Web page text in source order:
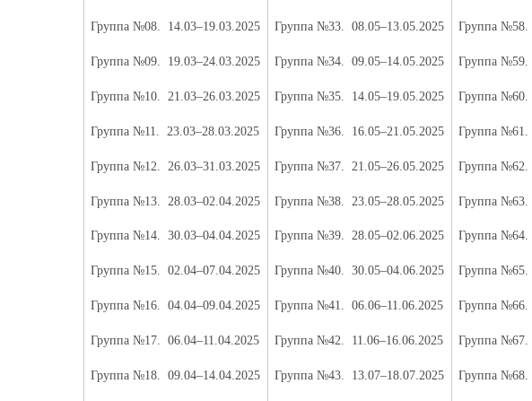
Группа №08. 14.03–19.03.2025
Группа №09. 19.03–24.03.2025
Группа №10. 21.03–26.03.2025
Группа №11. 23.03–28.03.2025
Группа №12. 26.03–31.03.2025
Группа №13. 28.03–02.04.2025
Группа №14. 30.03–04.04.2025
Группа №15. 02.04–07.04.2025
Группа №16. 04.04–09.04.2025
Группа №17. 06.04–11.04.2025
Группа №18. 09.04–14.04.2025
Группа №33. 08.05–13.05.2025
Группа №34. 09.05–14.05.2025
Группа №35. 14.05–19.05.2025
Группа №36. 16.05–21.05.2025
Группа №37. 21.05–26.05.2025
Группа №38. 23.05–28.05.2025
Группа №39. 28.05–02.06.2025
Группа №40. 30.05–04.06.2025
Группа №41. 06.06–11.06.2025
Группа №42. 11.06–16.06.2025
Группа №43. 13.07–18.07.2025
Группа №58.
Группа №59.
Группа №60.
Группа №61.
Группа №62.
Группа №63.
Группа №64.
Группа №65.
Группа №66.
Группа №67.
Группа №68.